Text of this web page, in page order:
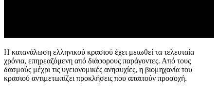
Η κατανάλωση ελληνικού κρασιού έχει μειωθεί τα τελευταία
χρόνια, επηρεαζόμενη από διάφορους παράγοντες. Από τους
δασμούς μέχρι τις υγειονομικές ανησυχίες, η βιομηχανία του
κρασιού αντιμετωπίζει προκλήσεις που απαιτούν προσοχή.